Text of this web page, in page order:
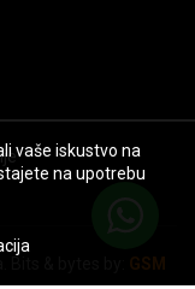
Bits & bytes by: GSM
vaše iskustvo na
na upotrebu